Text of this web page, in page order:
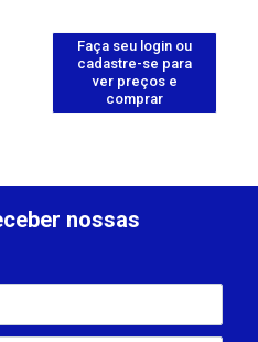
Faça seu login ou
cadastre-se para
ver preços e
comprar
nossas